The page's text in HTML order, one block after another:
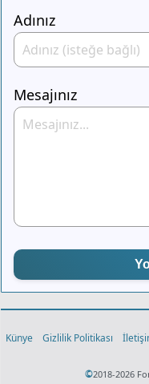
Adınız
Mesajınız
Künye Gizlilik Politikası
©2018-2026